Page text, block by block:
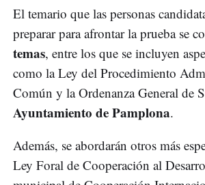
El temario que las personas
preparar para afrontar la prueba se
temas, entre los que se incluyen
como la Ley del Procedimiento
Común y la Ordenanza General de
Ayuntamiento de Pamplona.
Además, se abordarán otros más
Ley Foral de Cooperación al